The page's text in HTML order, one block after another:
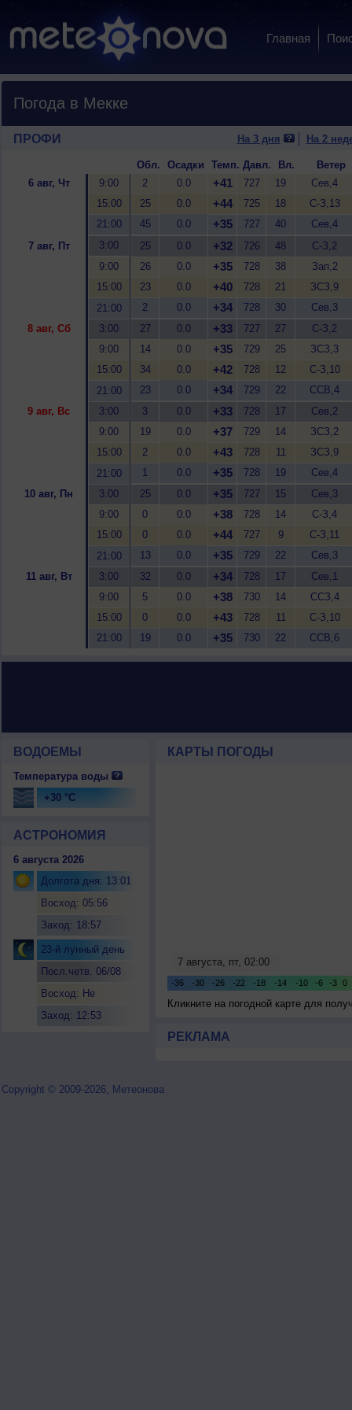
Главная
Погода в Мекке
ПРОФИ На 3 дня На 2
Обл. Осадки Темп. Давл. Вл.
Ветер
6 авг, Чт
9:00 2 0.0 +41 727 19
Сев,4
15:00
25 0.0 +44 725 18
С-З,13
21:00
45 0.0 +35 727 40
Сев,4
7 авг, Пт
3:00 25 0.0 +32 726 48
С-З,2
9:00
26 0.0 +35 728 38
Зап,2
15:00
23 0.0 +40 728 21
ЗСЗ,9
21:00
2 0.0 +34 728 30
Сев,3
8 авг, Сб
3:00 27 0.0 +33 727 27
С-З,2
9:00
14 0.0 +35 729 25
ЗСЗ,3
15:00
34 0.0 +42 728 12
С-З,10
21:00
23 0.0 +34 729 22
ССВ,4
9 авг, Вс
3:00 3 0.0 +33 728 17
Сев,2
9:00
19 0.0 +37 729 14
ЗСЗ,2
15:00
2 0.0 +43 728 11
ЗСЗ,9
21:00
1 0.0 +35 728 19
Сев,4
10 авг, Пн
3:00 25 0.0 +35 727 15
Сев,3
9:00
0 0.0 +38 728 14
С-З,4
15:00
0 0.0 +44 727 9
С-З,11
21:00
13 0.0 +35 729 22
Сев,3
11 авг, Вт
3:00 32 0.0 +34 728 17
Сев,1
9:00
5 0.0 +38 730 14
ССЗ,4
15:00
0 0.0 +43 728 11
С-З,10
21:00
19 0.0 +35 730 22 ССВ,6
ВОДОЕМЫ
Температура воды
+30 °C
АСТРОНОМИЯ
6 августа 2026
Долгота дня: 13:01
Восход: 05:56
Заход: 18:57
23-й лунный день
Посл.четв. 06/08
Восход: Не
Заход: 12:53
КАРТЫ ПОГОДЫ
Кликните на погодной карте для
РЕКЛАМА
Copyright © 2009-2026, Метеонова